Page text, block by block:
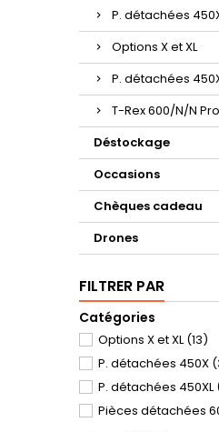
P. détachées
Options X et XL
P. détachées
T-Rex 600/N/N Pro
Déstockage
Occasions
Chèques cadeau
Drones
FILTRER PAR
Catégories
Options X et XL(13)
P. détachées 450X
P. détachées 450XL
Pièces détachées